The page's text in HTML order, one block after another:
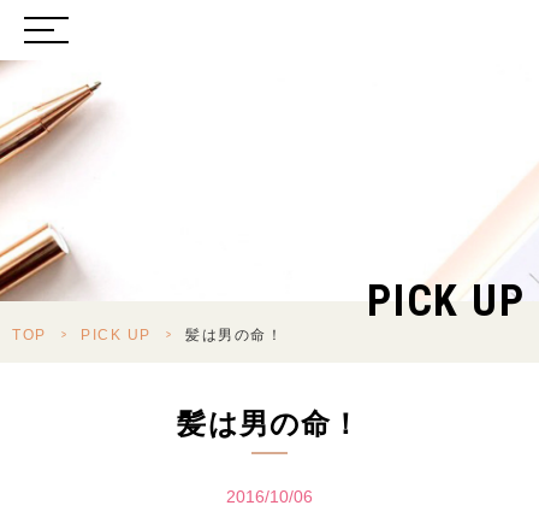
PICK UP
TOP > PICK UP > 髪は男の命！
髪は男の命！
2016/10/06